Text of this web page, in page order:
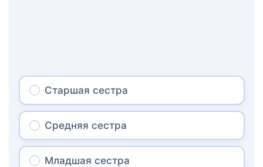
Старшая сестра
Средняя сестра
Младшая сестра